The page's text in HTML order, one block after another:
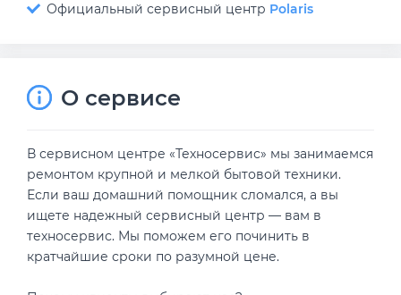
Официальный сервисный центр Polaris
О сервисе
В сервисном центре «Техносервис» мы занимаемся
ремонтом крупной и мелкой бытовой техники.
Если ваш домашний помощник сломался, а вы
ищете надежный сервисный центр — вам в
техносервис. Мы поможем его починить в
кратчайшие сроки по разумной цене.